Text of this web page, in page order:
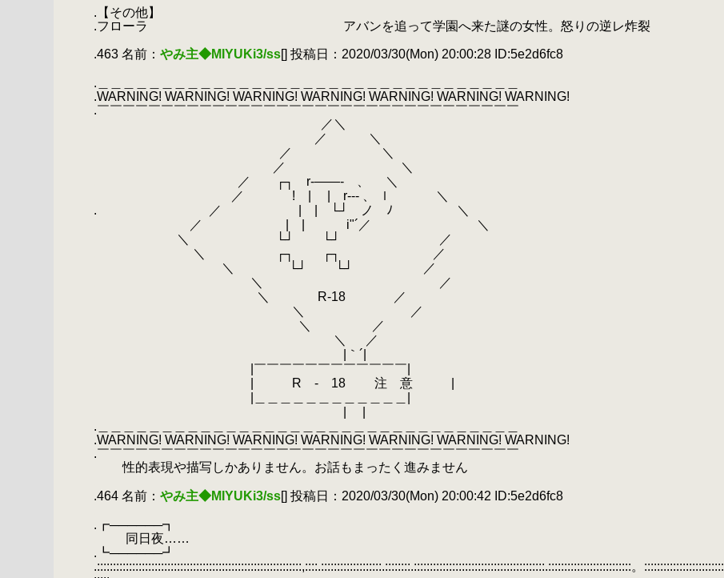
.【その他】
.フローラ アバンを追って学園へ来た謎の女性。怒りの逆レ炸裂
.463 名前：やみ主◆MIYUKi3/ss[] 投稿日：2020/03/30(Mon) 20:00:28 ID:5e2d6fc8
.＿＿＿＿＿＿＿＿＿＿＿＿＿＿＿＿＿＿＿＿＿＿＿＿＿＿＿＿＿＿＿＿＿
.WARNING! WARNING! WARNING! WARNING! WARNING! WARNING! WARNING!
.￣￣￣￣￣￣￣￣￣￣￣￣￣￣￣￣￣￣￣￣￣￣￣￣￣￣￣￣￣￣￣￣￣
／＼
／ ＼
／ ＼
／ ＼
／ ┌┐ r‐――‐ 、 ＼
／ ! | | r--- 、 ｌ ＼
.
／ | | └┘ ノ ﾉ ＼
／ | | i"´／ ＼
＼ └┘ └┘ ／
＼ ┌┐ ┌┐ ／
＼
└┘ └┘ ／
＼ ／
＼ R-18 ／
＼ ／
＼
／
＼ ／
|｀´|
|￣￣￣￣￣￣￣￣￣￣￣￣|
| R - 18 注 意 |
.＿＿＿＿＿＿＿＿＿＿＿＿＿＿＿＿＿＿＿＿＿＿＿＿＿＿＿＿＿＿＿＿＿
.WARNING! WARNING! WARNING! WARNING! WARNING! WARNING! WARNING!
.￣￣￣￣￣￣￣￣￣￣￣￣￣￣￣￣￣￣￣￣￣￣￣￣￣￣￣￣￣￣￣￣￣
性的表現や描写しかありません。お話もまったく進みません
.464 名前：やみ主◆MIYUKi3/ss[] 投稿日：2020/03/30(Mon) 20:00:42 ID:5e2d6fc8
.┏──────┓
同日夜……
.┗──────┛
.::::::::::::::::::::::::::::::::::::::::::::::::::::::::::::::::,::::.:::::::::::::::::::.::::::::.:::::::::::::::::::::::::::::::::::::::::.::::::::::::::::::::::::::。:::::::::::::::::::::::::